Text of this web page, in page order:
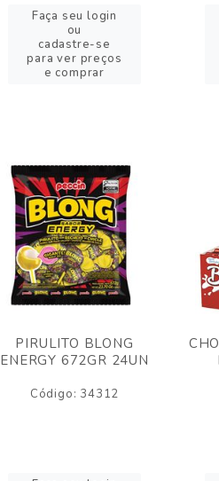
Faça seu login
ou
cadastre-se
para ver preços
e comprar
PIRULITO BLONG
ENERGY 672GR 24UN
Código: 34312